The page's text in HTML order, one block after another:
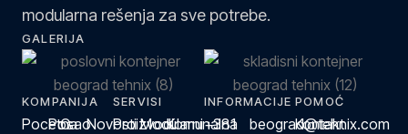
modularna rešenja za sve potrebe.
GALERIJA
KOMPANIJA
Pocetna
Posao
O
Novosti
SERVISI
Proizvodi
Modularni
Komunalna
INFORMACIJE
+381
beograd@tehnix.com
POMOĆ
Kontakt